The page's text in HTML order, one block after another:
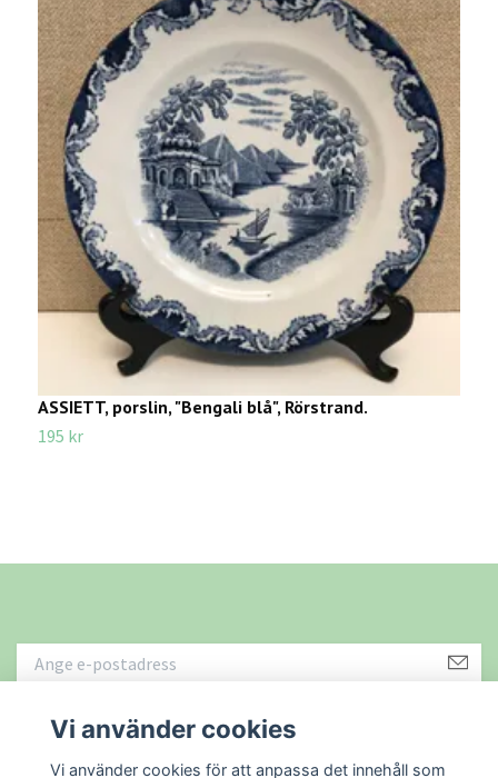
ASSIETT, porslin, "Bengali blå", Rörstrand.
195 kr
Läs mer
Vi använder cookies
Vi använder cookies för att anpassa det innehåll som